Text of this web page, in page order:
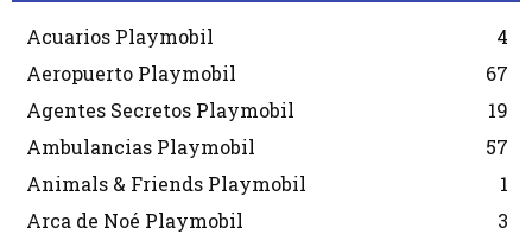
Acuarios Playmobil
4
Aeropuerto Playmobil
67
Agentes Secretos Playmobil
19
Ambulancias Playmobil
57
Animals & Friends Playmobil
1
Arca de Noé Playmobil
3